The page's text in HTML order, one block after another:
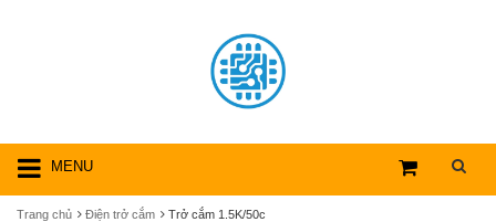
MENU
Trang chủ Điện trở cắm Trở cắm 1.5K/50c